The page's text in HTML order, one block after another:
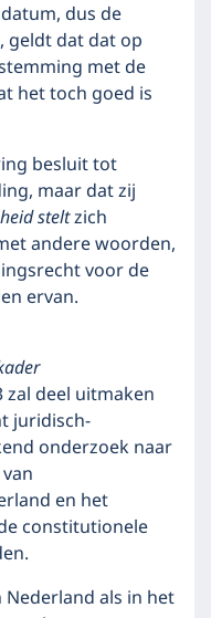
dus de
geldt dat dat op
met de
het toch goed is
besluit tot
maar dat zij
steltzich
andere woorden,
voor de
ervan.
deel uitmaken
juridisch-
onderzoek naar
en het
constitutionele
als in het